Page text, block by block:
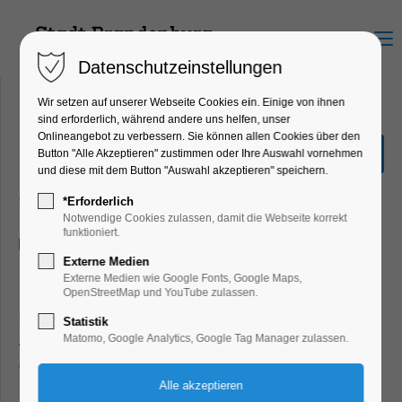
Menu
Waldbaden zum
Ankommen
Gesundheit, Mitmach-Aktion, Umwelt
Du sehnst dich nach Entspannung und mehr Kontakt zu dir
selbst? Dann nimm dir eine Auszeit in der Natur, fern vom
Alltag, raus aus dem Gedankenkarussell und Zeit nur für
dich. Es braucht so wenig, um es dir gut gehen zu lassen.
Datenschutzeinstellungen
Wir setzen auf unserer Webseite Cookies ein. Einige von ihnen
sind erforderlich, während andere uns helfen, unser
Onlineangebot zu verbessern. Sie können allen Cookies über den
Button "Alle Akzeptieren" zustimmen oder Ihre Auswahl vornehmen
und diese mit dem Button "Auswahl akzeptieren" speichern.
*Erforderlich
Notwendige Cookies zulassen, damit die Webseite korrekt
funktioniert.
Externe Medien
Externe Medien wie Google Fonts, Google Maps,
OpenStreetMap und YouTube zulassen.
Statistik
Matomo, Google Analytics, Google Tag Manager zulassen.